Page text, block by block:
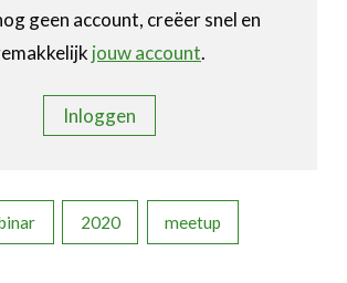
geen account, creëer snel en
jouw account.
Inloggen
2020 meetup